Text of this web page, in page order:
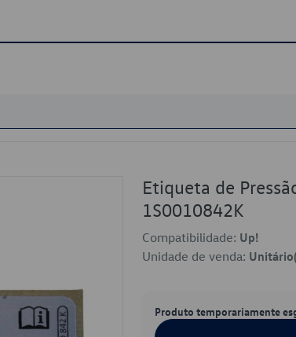
Etiqueta de
1S0010842K
Compatibilidade: Up!
Unidade de venda:
Produto temporariamente